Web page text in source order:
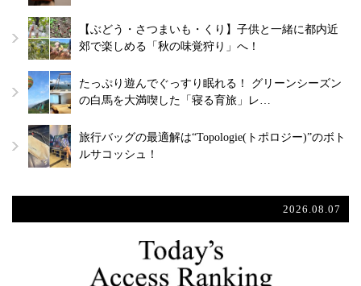
【ぶどう・さつまいも・くり】子供と一緒に都内近
郊で楽しめる「秋の味覚狩り」へ！
たっぷり遊んでぐっすり眠れる！ グリーンシーズン
の白馬を大満喫した「寝る育旅」レ…
旅行バッグの最適解は“Topologie(トポロジー)”のボト
ルサコッシュ！
2026.08.07